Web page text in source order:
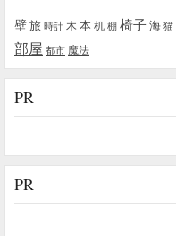
壁旅 時計 木 本机 棚 椅子海 猫
部屋 都市 魔法
PR
PR